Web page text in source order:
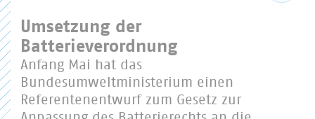
Umsetzung der
Batterieverordnung
Anfang Mai hat das
Bundesumweltministerium einen
Referentenentwurf zum Gesetz zur